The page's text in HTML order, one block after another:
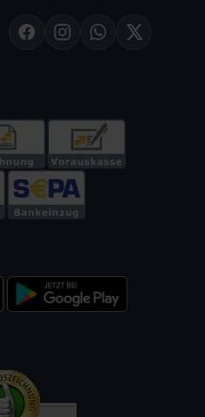
FacebookInstagramWhatsApp
X